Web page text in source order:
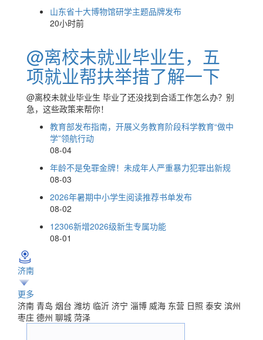
山东省十大博物馆研学主题品牌发布
20小时前
@离校未就业毕业生，五
项就业帮扶举措了解一下
@离校未就业毕业生 毕业了还没找到合适工作怎么办？​别
急，这些政策来帮你！
教育部发布指南，开展义务教育阶段科学教育“做中
学”领航行动
08-04
年龄不是免罪金牌！未成年人严重暴力犯罪出新规
08-03
2026年暑期中小学生阅读推荐书单发布
08-02
12306新增2026级新生专属功能
08-01
济南
更多
济南 青岛 烟台 潍坊 临沂 济宁 淄博 威海 东营 日照 泰安 滨州
枣庄 德州 聊城 菏泽